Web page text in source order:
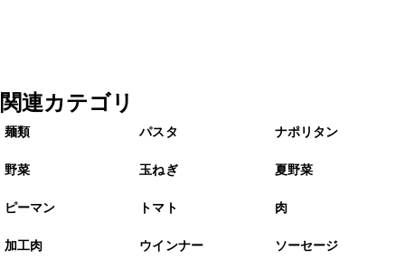
関連カテゴリ
麺類 パスタ ナポリタン
野菜 玉ねぎ 夏野菜
ピーマン トマト 肉
加工肉 ウインナー ソーセージ